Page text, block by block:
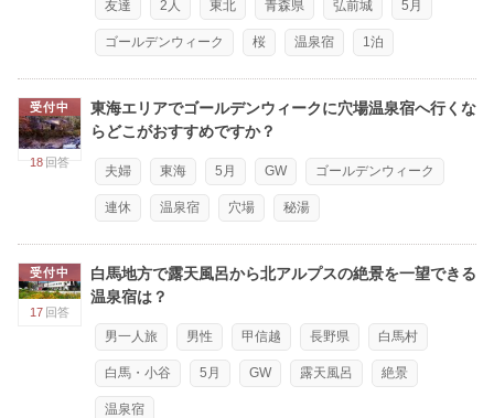
友達 2人 東北 青森県 弘前城 5月
ゴールデンウィーク 桜 温泉宿 1泊
受付中
18 回答
東海エリアでゴールデンウィークに穴場温泉宿へ行くな
らどこがおすすめですか？
夫婦 東海 5月 GW ゴールデンウィーク
連休 温泉宿 穴場 秘湯
受付中
17 回答
白馬地方で露天風呂から北アルプスの絶景を一望できる
温泉宿は？
男一人旅 男性 甲信越 長野県 白馬村
白馬・小谷 5月 GW 露天風呂 絶景
温泉宿